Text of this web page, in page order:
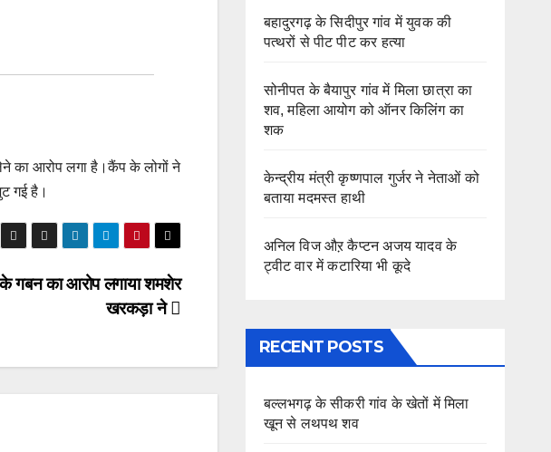
का आरोप लगा है।कैंप के लोगों ने
गई है।
गबन का आरोप लगाया शमशेर
खरकड़ा ने
बहादुरगढ़ के सिदीपुर गांव में युवक की
पत्थरों से पीट पीट कर हत्या
सोनीपत के बैयापुर गांव में मिला छात्रा का
शव, महिला आयोग को ऑनर किलिंग का
शक
केन्द्रीय मंत्री कृष्णपाल गुर्जर ने नेताओं को
बताया मदमस्त हाथी
अनिल विज औऱ कैप्टन अजय यादव के
ट्वीट वार में कटारिया भी कूदे
RECENT POSTS
बल्लभगढ़ के सीकरी गांव के खेतों में मिला
खून से लथपथ शव